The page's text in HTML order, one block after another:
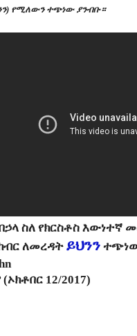
የሚለውን ተጭነው ያንብቡ።
ስለ የክርስቶስ እውነተኛ
ለመረዳት ይህንን
12/2017)